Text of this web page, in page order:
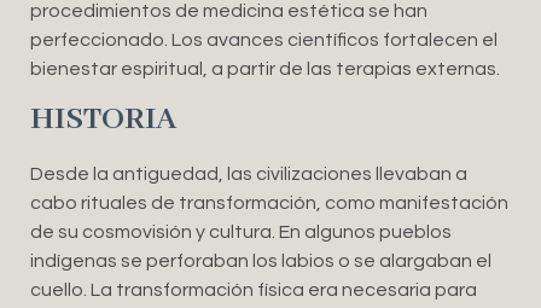
procedimientos de medicina estética se han
perfeccionado. Los avances científicos fortalecen el
bienestar espiritual, a partir de las terapias externas.
HISTORIA
Desde la antiguedad, las civilizaciones llevaban a
cabo rituales de transformación, como manifestación
de su cosmovisión y cultura. En algunos pueblos
indígenas se perforaban los labios o se alargaban el
cuello. La transformación física era necesaria para